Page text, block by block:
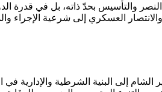
والتأسيس بحدّ ذاته، بل في قدرة
والانتصار العسكري إلى شرعية
الشام إلى البنية الشرطية